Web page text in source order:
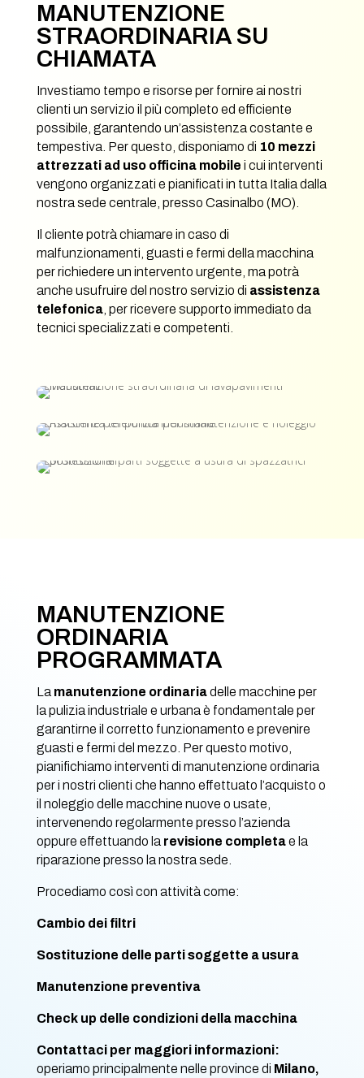
MANUTENZIONE
STRAORDINARIA SU
CHIAMATA
Investiamo tempo e risorse per fornire ai nostri
clienti un servizio il più completo ed efficiente
possibile, garantendo un’assistenza costante e
tempestiva. Per questo, disponiamo di 10 mezzi
attrezzati ad uso officina mobile i cui interventi
vengono organizzati e pianificati in tutta Italia dalla
nostra sede centrale, presso Casinalbo (MO).
Il cliente potrà chiamare in caso di
malfunzionamenti, guasti e fermi della macchina
per richiedere un intervento urgente, ma potrà
anche usufruire del nostro servizio di assistenza
telefonica, per ricevere supporto immediato da
tecnici specializzati e competenti.
MANUTENZIONE
ORDINARIA
PROGRAMMATA
La manutenzione ordinariadelle macchine per
la pulizia industriale e urbana è fondamentale per
garantirne il corretto funzionamento e prevenire
guasti e fermi del mezzo. Per questo motivo,
pianifichiamo interventi di manutenzione ordinaria
per i nostri clienti che hanno effettuato l’acquisto o
il noleggio delle macchine nuove o usate,
intervenendo regolarmente presso l’azienda
oppure effettuando la revisione completae la
riparazione presso la nostra sede.
Procediamo così con attività come:
Cambio dei filtri
Sostituzione delle parti soggette a usura
Manutenzione preventiva
Check up delle condizioni della macchina
Contattaci per maggiori informazioni:
operiamo principalmente nelle province di Milano,